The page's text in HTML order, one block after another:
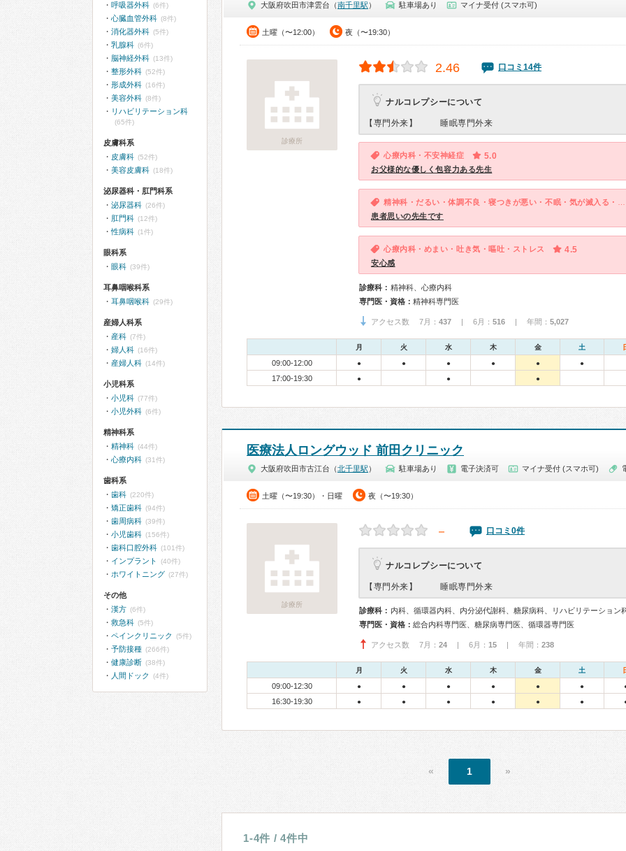
大阪府吹田市津雲台（南千里駅 ） 駐車場あり マイナ受付 (スマホ可)
土曜（〜12:00） 夜（〜19:30）
診療所
2.46 口コミ14件
ナルコレプシーについて
【専門外来】 睡眠専門外来
心療内科・不安神経症 5.0
お父様的な優しく包容力ある先生
患者思いの先生です
心療内科・めまい・吐き気・嘔吐・ストレス 4.5
安心感
診療科： 精神科、心療内科
専門医・資格： 精神科専門医
アクセス数 7月： 437 | 6月： 516 | 年間： 5,027
月 火 水 木 金 土
09:00-12:00 ● ● ● ● ● ●
17:00-19:30 ● ● ●
医療法人ロングウッド 前田クリニック
大阪府吹田市古江台（北千里駅 ） 駐車場あり 電子決済可 マイナ受付 (スマホ可)
土曜（〜19:30）・日曜 夜（〜19:30）
診療所
－ 口コミ0件
ナルコレプシーについて
【専門外来】 睡眠専門外来
診療科： 内科、循環器内科、内分泌代謝科、糖尿病科、リハビリテーション
専門医・資格： 総合内科専門医、糖尿病専門医、循環器専門医
アクセス数 7月： 24 | 6月： 15 | 年間： 238
月 火 水 木 金 土
09:00-12:30 ● ● ● ● ● ●
16:30-19:30 ● ● ● ● ● ●
« 1 »
1-4件 / 4件中
呼吸器外科 (6件)
心臓血管外科 (8件)
消化器外科 (5件)
乳腺科 (6件)
脳神経外科 (13件)
整形外科 (52件)
形成外科 (16件)
美容外科 (8件)
リハビリテーション科
(65件)
皮膚科系
皮膚科 (52件)
美容皮膚科 (18件)
泌尿器科・肛門科系
泌尿器科 (26件)
肛門科 (12件)
性病科 (1件)
眼科系
眼科 (39件)
耳鼻咽喉科系
耳鼻咽喉科 (29件)
産婦人科系
産科 (7件)
婦人科 (16件)
産婦人科 (14件)
小児科系
小児科 (77件)
小児外科 (6件)
精神科系
精神科 (44件)
心療内科 (31件)
歯科系
歯科 (220件)
矯正歯科 (94件)
歯周病科 (39件)
小児歯科 (156件)
歯科口腔外科 (101件)
インプラント (40件)
ホワイトニング (27件)
その他
漢方 (6件)
救急科 (5件)
ペインクリニック (5件)
予防接種 (266件)
健康診断 (38件)
人間ドック (4件)